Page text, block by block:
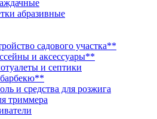
абразивные
садового участка**
и аксессуары**
и септики
и средства для розжига
триммера